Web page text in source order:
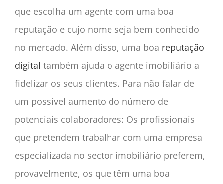
que escolha um agente com uma boa
reputação e cujo nome seja bem conhecido
no mercado. Além disso, uma boa reputação
digital também ajuda o agente imobiliário a
fidelizar os seus clientes. Para não falar de
um possível aumento do número de
potenciais colaboradores: Os profissionais
que pretendem trabalhar com uma empresa
especializada no sector imobiliário preferem,
provavelmente, os que têm uma boa